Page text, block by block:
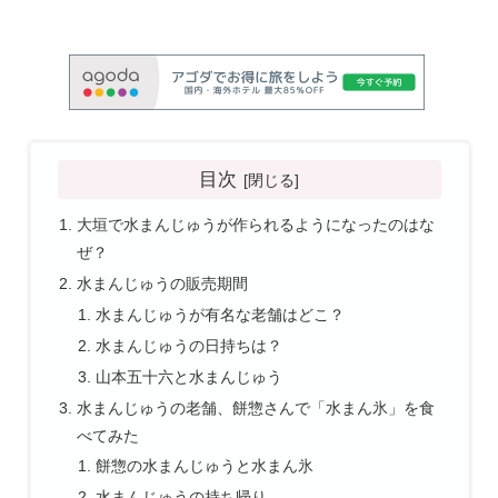
目次
大垣で水まんじゅうが作られるようになったのはな
ぜ？
水まんじゅうの販売期間
水まんじゅうが有名な老舗はどこ？
水まんじゅうの日持ちは？
山本五十六と水まんじゅう
水まんじゅうの老舗、餅惣さんで「水まん氷」を食
べてみた
餅惣の水まんじゅうと水まん氷